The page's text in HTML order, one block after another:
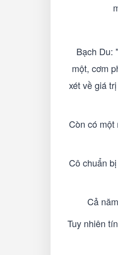
Bạch Du:
một, cơm
xét về giá
Còn có
Cô chuẩn
Cả
Tuy nhiên